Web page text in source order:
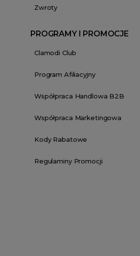
Zwroty
PROGRAMY I PROMOCJE
Clamodi Club
Program Afiliacyjny
Współpraca Handlowa B2B
Współpraca Marketingowa
Kody Rabatowe
Regulaminy Promocji